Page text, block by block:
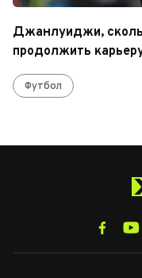
Джанлуиджи,
продолжить
Футбол